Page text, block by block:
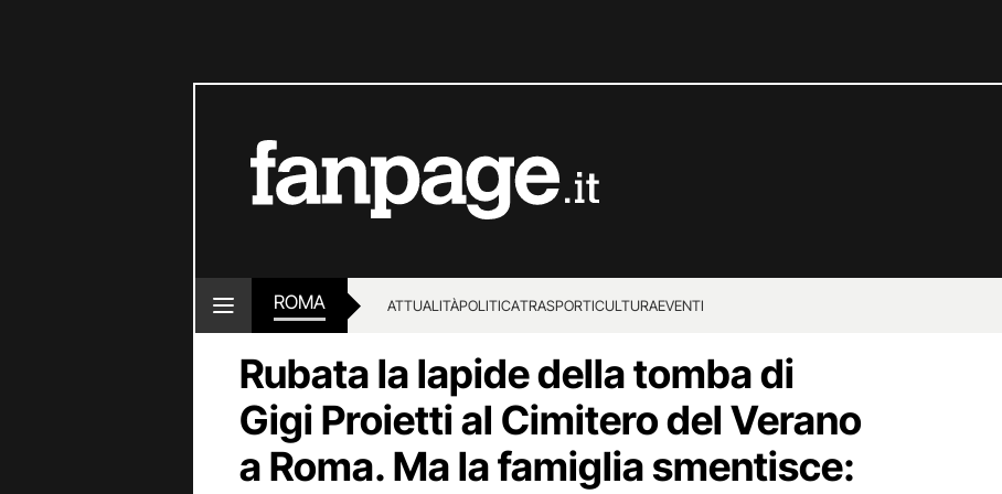
ROMA ATTUALITÀPOLITICATRASPORTICULTURAEVENTI
Rubata la lapide della tomba di
Gigi Proietti al Cimitero del Verano
a Roma. Ma la famiglia smentisce: